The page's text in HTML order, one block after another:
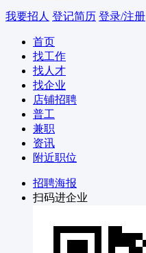
我要招人 登记简历 登录/注册
首页
找工作
找人才
找企业
店铺招聘
普工
兼职
资讯
附近职位
招聘海报
扫码进企业